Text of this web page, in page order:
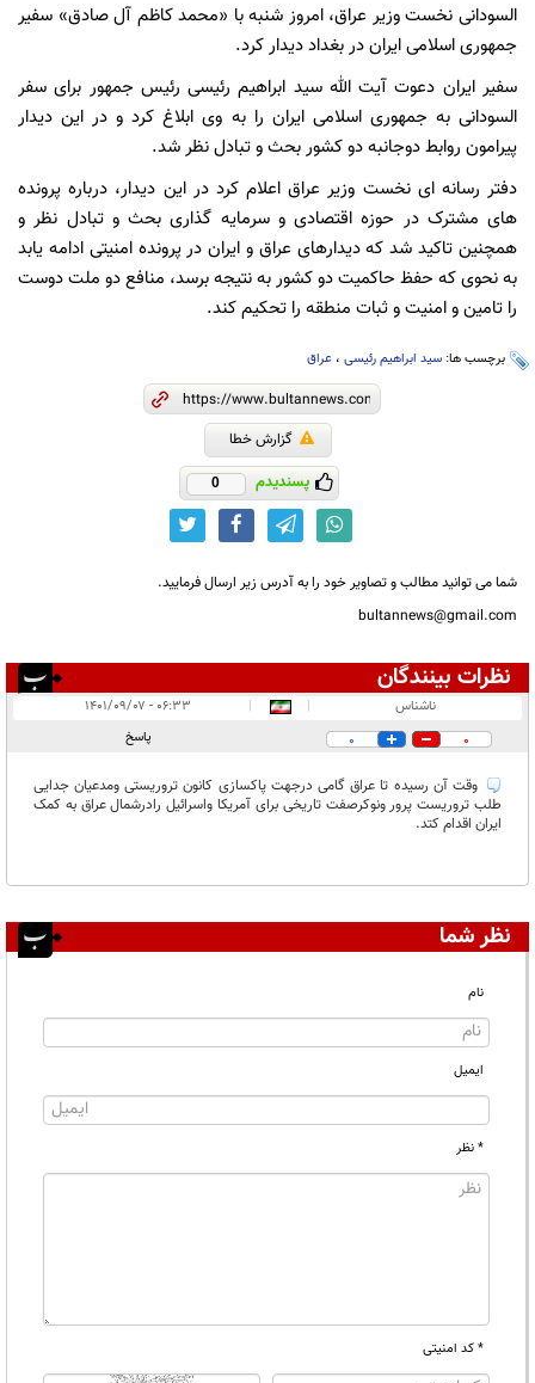
السودانی نخست وزیر عراق، امروز شنبه با «محمد کاظم آل صادق» سفیر
جمهوری اسلامی ایران در بغداد دیدار کرد.
سفیر ایران دعوت آیت الله سید ابراهیم رئیسی رئیس جمهور برای سفر
السودانی به جمهوری اسلامی ایران را به وی ابلاغ کرد و در این دیدار
پیرامون روابط دوجانبه دو کشور بحث و تبادل نظر شد.
دفتر رسانه ای نخست وزیر عراق اعلام کرد در این دیدار، درباره پرونده
های مشترک در حوزه اقتصادی و سرمایه گذاری بحث و تبادل نظر و
همچنین تاکید شد که دیدارهای عراق و ایران در پرونده امنیتی ادامه یابد
به نحوی که حفظ حاکمیت دو کشور به نتیجه برسد، منافع دو ملت دوست
را تامین و امنیت و ثبات منطقه را تحکیم کند.
برچسب ها: سید ابراهیم رئیسی ، عراق
گزارش خطا
پسندیدم 0
شما می توانید مطالب و تصاویر خود را به آدرس زیر ارسال فرمایید.
bultannews@gmail.com
نظرات بینندگان
در انتظار بررسی:
ناشناس |
|
۰۶:۳۳ - ۱۴۰۱/۰۹/۰۷
0
0 پاسخ
وقت آن رسیده تا عراق گامی درجهت پاکسازی کانون تروریستی ومدعیان جدایی
طلب تروریست پرور ونوکرصفت تاریخی برای آمریکا واسرائیل رادرشمال عراق به کمک
ایران اقدام کتد.
نظر شما
نام
ایمیل
* نظر
* کد امنیتی